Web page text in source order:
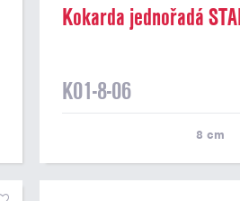
Kokarda jednořadá
K01-8-06
8 cm